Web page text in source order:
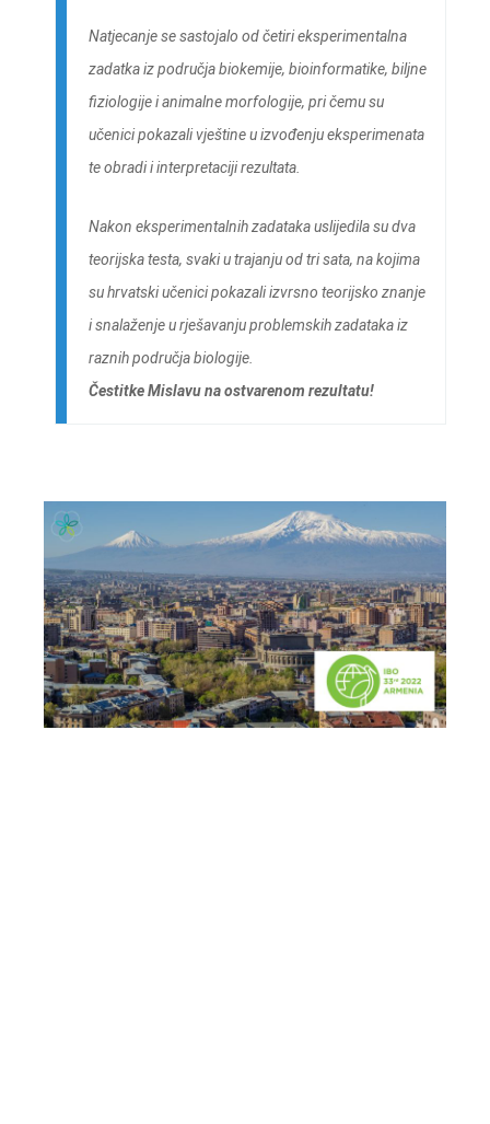
Natjecanje se sastojalo od četiri eksperimentalna
zadatka iz područja biokemije, bioinformatike, biljne
fiziologije i animalne morfologije, pri čemu su
učenici pokazali vještine u izvođenju eksperimenata
te obradi i interpretaciji rezultata.
Nakon eksperimentalnih zadataka uslijedila su dva
teorijska testa, svaki u trajanju od tri sata, na kojima
su hrvatski učenici pokazali izvrsno teorijsko znanje
i snalaženje u rješavanju problemskih zadataka iz
raznih područja biologije.
Čestitke Mislavu na ostvarenom rezultatu!